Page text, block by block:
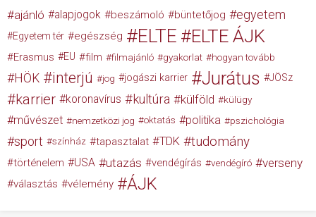
ajánló alapjogok beszámoló büntetőjog egyetem
Egyetem tér egészség ELTE ELTE ÁJK
Erasmus EU film filmajánló gyakorlat hogyan tovább
HÖK interjú jog jogászi karrier Jurátus JÖSz
karrier koronavírus kultúra külföld külügy
művészet nemzetközi jog oktatás politika pszichológia
sport színház tapasztalat TDK tudomány
történelem USA utazás vendégírás vendégíró verseny
választás vélemény ÁJK